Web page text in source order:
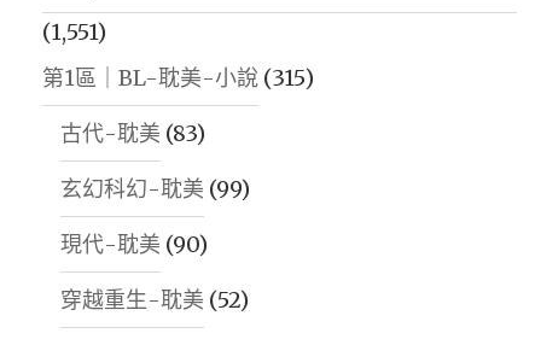
(1,551)
第1區｜BL-耽美-小說 (315)
古代-耽美 (83)
玄幻科幻-耽美 (99)
現代-耽美 (90)
穿越重生-耽美 (52)